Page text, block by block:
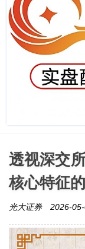
透视深交
核心特征
光大证券 2026-